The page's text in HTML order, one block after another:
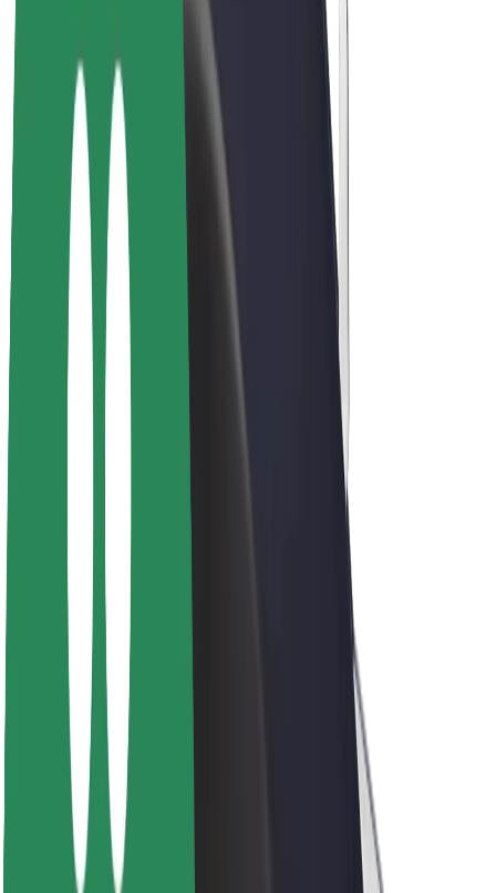
Ganhos de motorista
Estafetas
Ganhos de estafeta
Comerciantes Bolt Food
Frotas
Franchises
Empresa
Sobre a Bolt
Missão
Relações com investidores
Liderança
Marca
Imprensa
Fundo Urbano
Segurança
Segurança dos passageiros